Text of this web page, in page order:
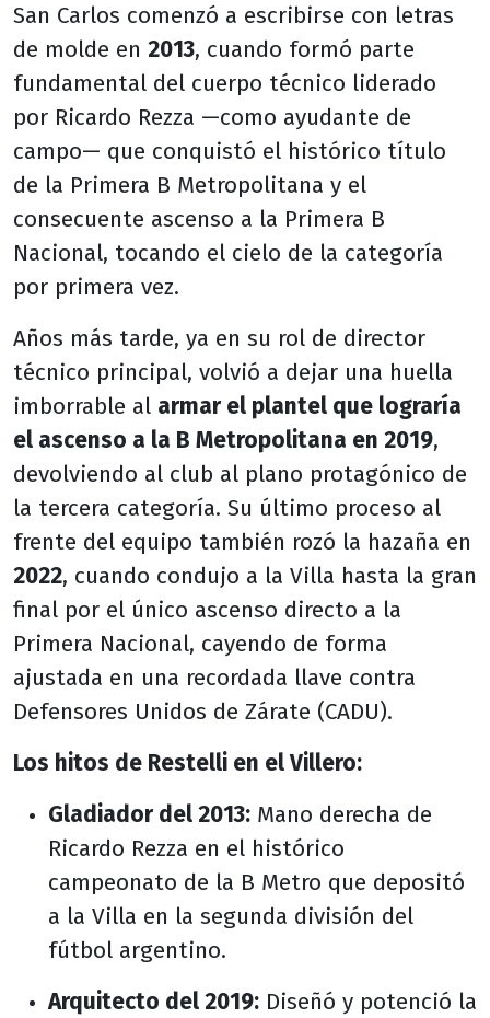
San Carlos comenzó a escribirse con letras
de molde en 2013, cuando formó parte
fundamental del cuerpo técnico liderado
por Ricardo Rezza —como ayudante de
campo— que conquistó el histórico título
de la Primera B Metropolitana y el
consecuente ascenso a la Primera B
Nacional, tocando el cielo de la categoría
por primera vez.
Años más tarde, ya en su rol de director
técnico principal, volvió a dejar una huella
imborrable al armar el plantel que lograría
el ascenso a la B Metropolitana en 2019,
devolviendo al club al plano protagónico de
la tercera categoría. Su último proceso al
frente del equipo también rozó la hazaña en
2022, cuando condujo a la Villa hasta la gran
final por el único ascenso directo a la
Primera Nacional, cayendo de forma
ajustada en una recordada llave contra
Defensores Unidos de Zárate (CADU).
Los hitos de Restelli en el Villero:
Gladiador del 2013: Mano derecha de
Ricardo Rezza en el histórico
campeonato de la B Metro que depositó
a la Villa en la segunda división del
fútbol argentino.
Arquitecto del 2019: Diseñó y potenció la